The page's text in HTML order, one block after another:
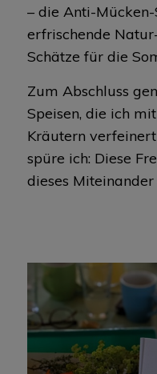
– die Anti-
erfrischende
Schätze für die
Zum Abschluss
Speisen, die ich
Kräutern
spüre ich: Diese
dieses